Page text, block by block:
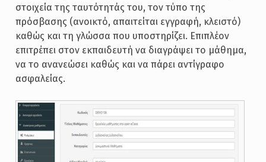
στοιχεία της ταυτότητάς του, τον τύπο της
πρόσβασης (ανοικτό, απαιτείται εγγραφή, κλειστό)
καθώς και τη γλώσσα που υποστηρίζει. Επιπλέον
επιτρέπει στον εκπαιδευτή να διαγράψει το μάθημα,
να το ανανεώσει καθώς και να πάρει αντίγραφο
ασφαλείας.